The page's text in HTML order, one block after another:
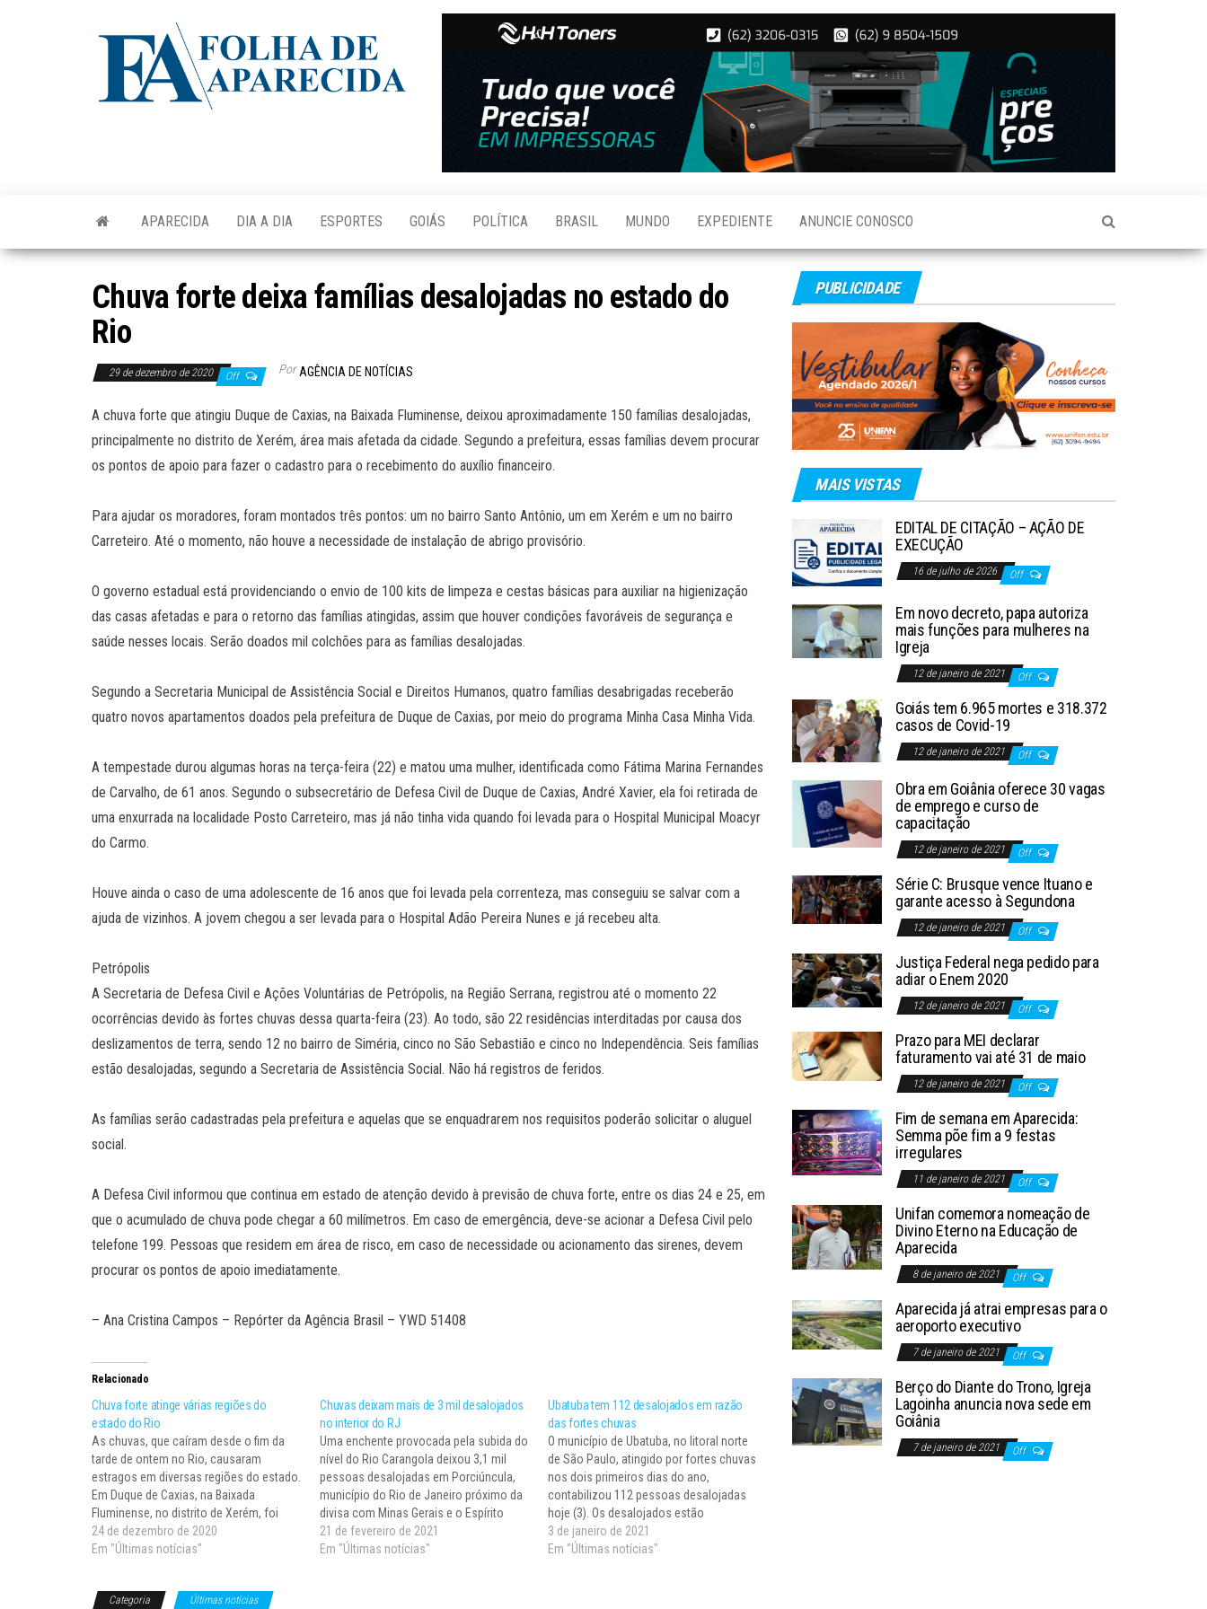
Aparecida
APARECIDA DIA A DIA ESPORTES GOIÁS POLÍTICA BRASIL MUNDO EXPEDIENTE ANUNCIE CONOSCO
Chuva forte deixa famílias desalojadas no estado do
Rio
29 de dezembro de 2020 Off Por AGÊNCIA DE NOTÍCIAS
A chuva forte que atingiu Duque de Caxias, na Baixada Fluminense, deixou aproximadamente 150 famílias desalojadas,
principalmente no distrito de Xerém, área mais afetada da cidade. Segundo a prefeitura, essas famílias devem procurar
os pontos de apoio para fazer o cadastro para o recebimento do auxílio financeiro.
Para ajudar os moradores, foram montados três pontos: um no bairro Santo Antônio, um em Xerém e um no bairro
Carreteiro. Até o momento, não houve a necessidade de instalação de abrigo provisório.
O governo estadual está providenciando o envio de 100 kits de limpeza e cestas básicas para auxiliar na higienização
das casas afetadas e para o retorno das famílias atingidas, assim que houver condições favoráveis de segurança e
saúde nesses locais. Serão doados mil colchões para as famílias desalojadas.
Segundo a Secretaria Municipal de Assistência Social e Direitos Humanos, quatro famílias desabrigadas receberão
quatro novos apartamentos doados pela prefeitura de Duque de Caxias, por meio do programa Minha Casa Minha Vida.
A tempestade durou algumas horas na terça-feira (22) e matou uma mulher, identificada como Fátima Marina Fernandes
de Carvalho, de 61 anos. Segundo o subsecretário de Defesa Civil de Duque de Caxias, André Xavier, ela foi retirada de
uma enxurrada na localidade Posto Carreteiro, mas já não tinha vida quando foi levada para o Hospital Municipal Moacyr
do Carmo.
Houve ainda o caso de uma adolescente de 16 anos que foi levada pela correnteza, mas conseguiu se salvar com a
ajuda de vizinhos. A jovem chegou a ser levada para o Hospital Adão Pereira Nunes e já recebeu alta.
Petrópolis
A Secretaria de Defesa Civil e Ações Voluntárias de Petrópolis, na Região Serrana, registrou até o momento 22
ocorrências devido às fortes chuvas dessa quarta-feira (23). Ao todo, são 22 residências interditadas por causa dos
deslizamentos de terra, sendo 12 no bairro de Siméria, cinco no São Sebastião e cinco no Independência. Seis famílias
estão desalojadas, segundo a Secretaria de Assistência Social. Não há registros de feridos.
As famílias serão cadastradas pela prefeitura e aquelas que se enquadrarem nos requisitos poderão solicitar o aluguel
social.
A Defesa Civil informou que continua em estado de atenção devido à previsão de chuva forte, entre os dias 24 e 25, em
que o acumulado de chuva pode chegar a 60 milímetros. Em caso de emergência, deve-se acionar a Defesa Civil pelo
telefone 199. Pessoas que residem em área de risco, em caso de necessidade ou acionamento das sirenes, devem
procurar os pontos de apoio imediatamente.
– Ana Cristina Campos – Repórter da Agência Brasil – YWD 51408
Relacionado
Chuva forte atinge várias regiões do
estado do Rio
As chuvas, que caíram desde o fim da
tarde de ontem no Rio, causaram
estragos em diversas regiões do estado.
Em Duque de Caxias, na Baixada
Fluminense, no distrito de Xerém, foi
registrada a morte de uma mulher,
identificada como Fátima Marina
24 de dezembro de 2020
Em "Últimas notícias"
Chuvas deixam mais de 3 mil desalojados
no interior do RJ
Uma enchente provocada pela subida do
nível do Rio Carangola deixou 3,1 mil
pessoas desalojadas em Porciúncula,
município do Rio de Janeiro próximo da
divisa com Minas Gerais e o Espírito
Santo. Segundo a defesa civil do
município, outras 126 pessoas ficaram
21 de fevereiro de 2021
Em "Últimas notícias"
Ubatuba tem 112 desalojados em razão
das fortes chuvas
O município de Ubatuba, no litoral norte
de São Paulo, atingido por fortes chuvas
nos dois primeiros dias do ano,
contabilizou 112 pessoas desalojadas
hoje (3). Os desalojados estão
provisoriamente abrigadas na Escola
Municipal Tancredo de Almeida Neves e
3 de janeiro de 2021
Em "Últimas notícias"
Categoria Últimas notícias
PUBLICIDADE
MAIS VISTAS
EDITAL DE CITAÇÃO – AÇÃO DE
EXECUÇÃO
16 de julho de 2026 Off
Em novo decreto, papa autoriza
mais funções para mulheres na
Igreja
12 de janeiro de 2021 Off
Goiás tem 6.965 mortes e 318.372
casos de Covid-19
12 de janeiro de 2021 Off
Obra em Goiânia oferece 30 vagas
de emprego e curso de
capacitação
12 de janeiro de 2021 Off
Série C: Brusque vence Ituano e
garante acesso à Segundona
12 de janeiro de 2021 Off
Justiça Federal nega pedido para
adiar o Enem 2020
12 de janeiro de 2021 Off
Prazo para MEI declarar
faturamento vai até 31 de maio
12 de janeiro de 2021 Off
Fim de semana em Aparecida:
Semma põe fim a 9 festas
irregulares
11 de janeiro de 2021 Off
Unifan comemora nomeação de
Divino Eterno na Educação de
Aparecida
8 de janeiro de 2021 Off
Aparecida já atrai empresas para o
aeroporto executivo
7 de janeiro de 2021 Off
Berço do Diante do Trono, Igreja
Lagoinha anuncia nova sede em
Goiânia
7 de janeiro de 2021 Off